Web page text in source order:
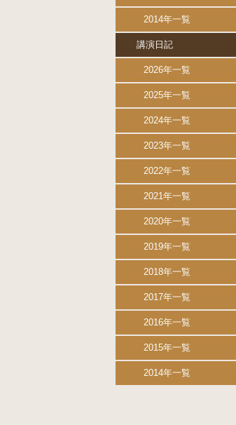
2014年一覧
講演日記
2026年一覧
2025年一覧
2024年一覧
2023年一覧
2022年一覧
2021年一覧
2020年一覧
2019年一覧
2018年一覧
2017年一覧
2016年一覧
2015年一覧
2014年一覧